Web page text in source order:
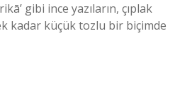
gibi ince yazıların, çıplak
kadar küçük tozlu bir biçimde